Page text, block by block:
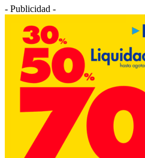
- Publicidad -